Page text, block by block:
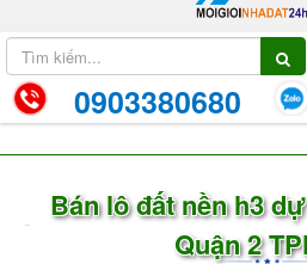
0903380680
Bán lô đất nền h3
Quận 2